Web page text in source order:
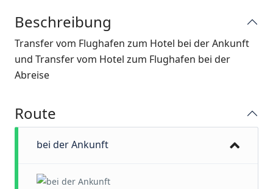
Beschreibung
Transfer vom Flughafen zum Hotel bei der Ankunft
und Transfer vom Hotel zum Flughafen bei der
Abreise
Route
bei der Ankunft